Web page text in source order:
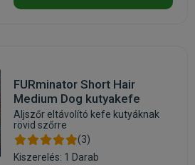
FURminator Short Hair
Medium Dog kutyakefe
Aljszőr eltávolító kefe kutyáknak
rövid szőrre
(3)
Kiszerelés: 1 Darab